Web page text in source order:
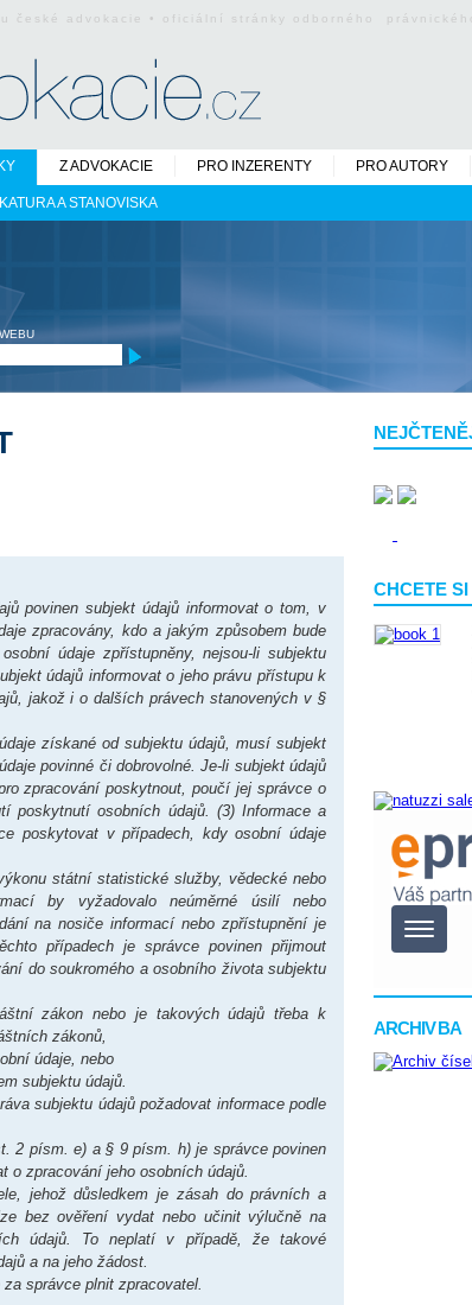
české advokacie • oficiální stránky odborného
A STANOVISKA
Z ADVOKACIE PRO INZERENTY PRO AUTORY
CHCETE
ARCHIV BA
povinen subjekt údajů informovat o tom, v
zpracovány, kdo a jakým způsobem bude
údaje zpřístupněny, nejsou-li subjektu
údajů informovat o jeho právu přístupu k
jakož i o dalších právech stanovených v §
získané od subjektu údajů, musí subjekt
povinné či dobrovolné. Je-li subjekt údajů
zpracování poskytnout, poučí jej správce o
poskytnutí osobních údajů. (3) Informace a
poskytovat v případech, kdy osobní údaje
státní statistické služby, vědecké nebo
by vyžadovalo neúměrné úsilí nebo
na nosiče informací nebo zpřístupnění je
případech je správce povinen přijmout
do soukromého a osobního života subjektu
zákon nebo je takových údajů třeba k
zákonů,
údaje, nebo
subjektu údajů.
subjektu údajů požadovat informace podle
2 písm. e) a § 9 písm. h) je správce povinen
o zpracování jeho osobních údajů.
jehož důsledkem je zásah do právních a
bez ověření vydat nebo učinit výlučně na
údajů. To neplatí v případě, že takové
a na jeho žádost.
správce plnit zpracovatel.